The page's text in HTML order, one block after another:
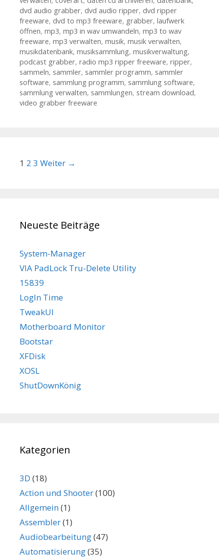
dvd audio grabber, dvd audio ripper, dvd ripper
freeware, dvd to mp3 freeware, grabber, laufwerk
öffnen, mp3, mp3 in wav umwandeln, mp3 to wav
freeware, mp3 verwalten, musik, musik verwalten,
musikdatenbank, musiksammlung, musikverwaltung,
podcast grabber, radio mp3 ripper freeware, ripper,
sammeln, sammler, sammler programm, sammler
software, sammlung programm, sammlung software,
sammlung verwalten, sammlungen, stream download,
video grabber freeware
Beitrags-Navigation
1 2 3 Weiter →
Neueste Beiträge
System-Manager
VIA PadLock Tru-Delete Utility
15839
LogIn Time
TweakUI
Motherboard Monitor
Bootstar
XFDisk
XOSL
ShutDownKönig
Kategorien
3D (18)
Action und Shooter(100)
Allgemein(1)
Assembler(1)
Audiobearbeitung(47)
Automatisierung(35)